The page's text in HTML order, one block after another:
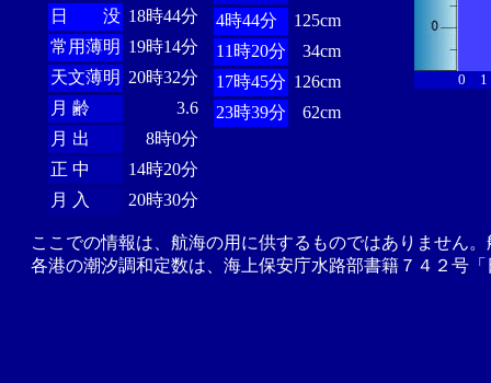
日 没 18時44分
常用薄明 19時14分
天文薄明 20時32分
月 齢
3.6
月 出
8時0分
正 中
14時20分
月 入
20時30分
4時44分
125cm
11時20分
34cm
17時45分 126cm
23時39分
62cm
0 1
ここでの情報は、航海の用に供するものではありません
各港の潮汐調和定数は、海上保安庁水路部書籍７４２号